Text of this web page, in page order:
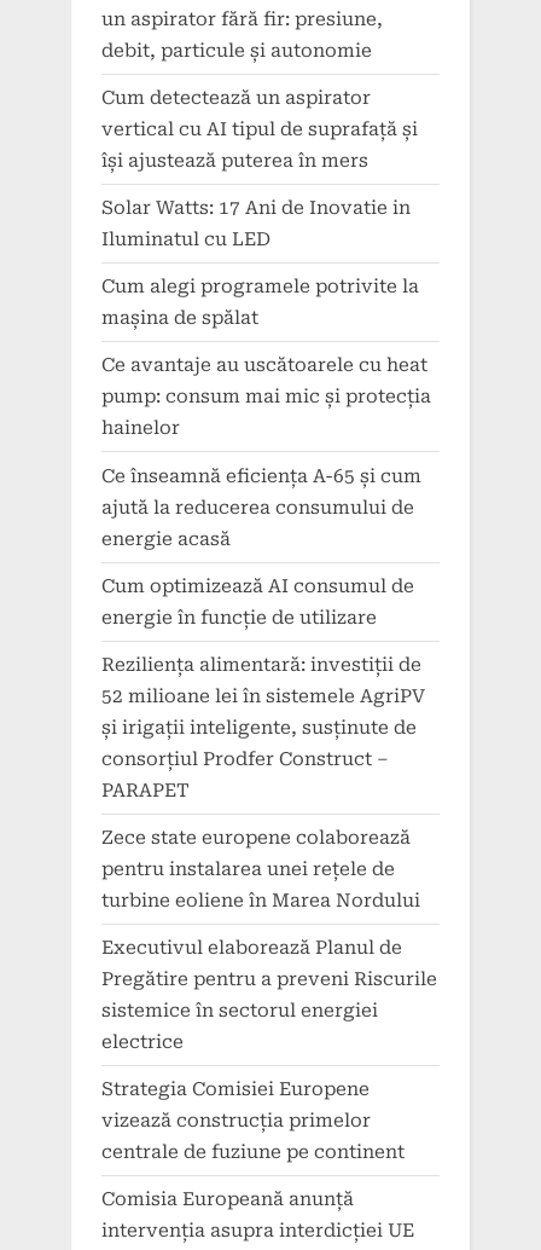
un aspirator fără fir: presiune,
debit, particule și autonomie
Cum detectează un aspirator
vertical cu AI tipul de suprafață și
își ajustează puterea în mers
Solar Watts: 17 Ani de Inovatie in
Iluminatul cu LED
Cum alegi programele potrivite la
mașina de spălat
Ce avantaje au uscătoarele cu heat
pump: consum mai mic și protecția
hainelor
Ce înseamnă eficiența A-65 și cum
ajută la reducerea consumului de
energie acasă
Cum optimizează AI consumul de
energie în funcție de utilizare
Reziliența alimentară: investiții de
52 milioane lei în sistemele AgriPV
și irigații inteligente, susținute de
consorțiul Prodfer Construct –
PARAPET
Zece state europene colaborează
pentru instalarea unei rețele de
turbine eoliene în Marea Nordului
Executivul elaborează Planul de
Pregătire pentru a preveni Riscurile
sistemice în sectorul energiei
electrice
Strategia Comisiei Europene
vizează construcția primelor
centrale de fuziune pe continent
Comisia Europeană anunță
intervenția asupra interdicției UE